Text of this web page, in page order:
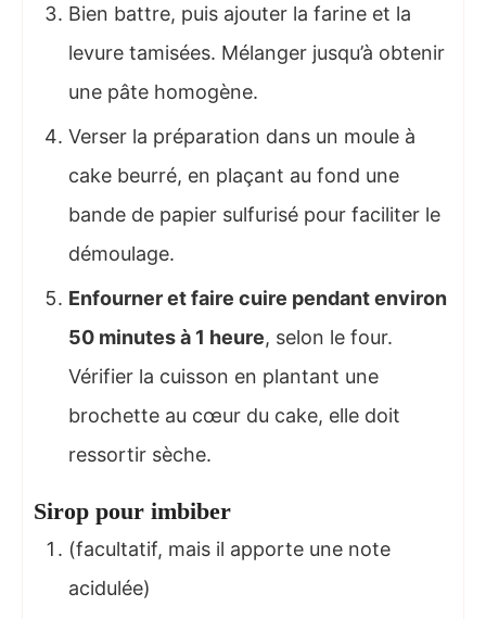
Bien battre, puis ajouter la farine et la
levure tamisées. Mélanger jusqu’à obtenir
une pâte homogène.
Verser la préparation dans un moule à
cake beurré, en plaçant au fond une
bande de papier sulfurisé pour faciliter le
démoulage.
Enfourner et faire cuire pendant environ
50 minutes à 1 heure, selon le four.
Vérifier la cuisson en plantant une
brochette au cœur du cake, elle doit
ressortir sèche.
Sirop pour imbiber
(facultatif, mais il apporte une note
acidulée)